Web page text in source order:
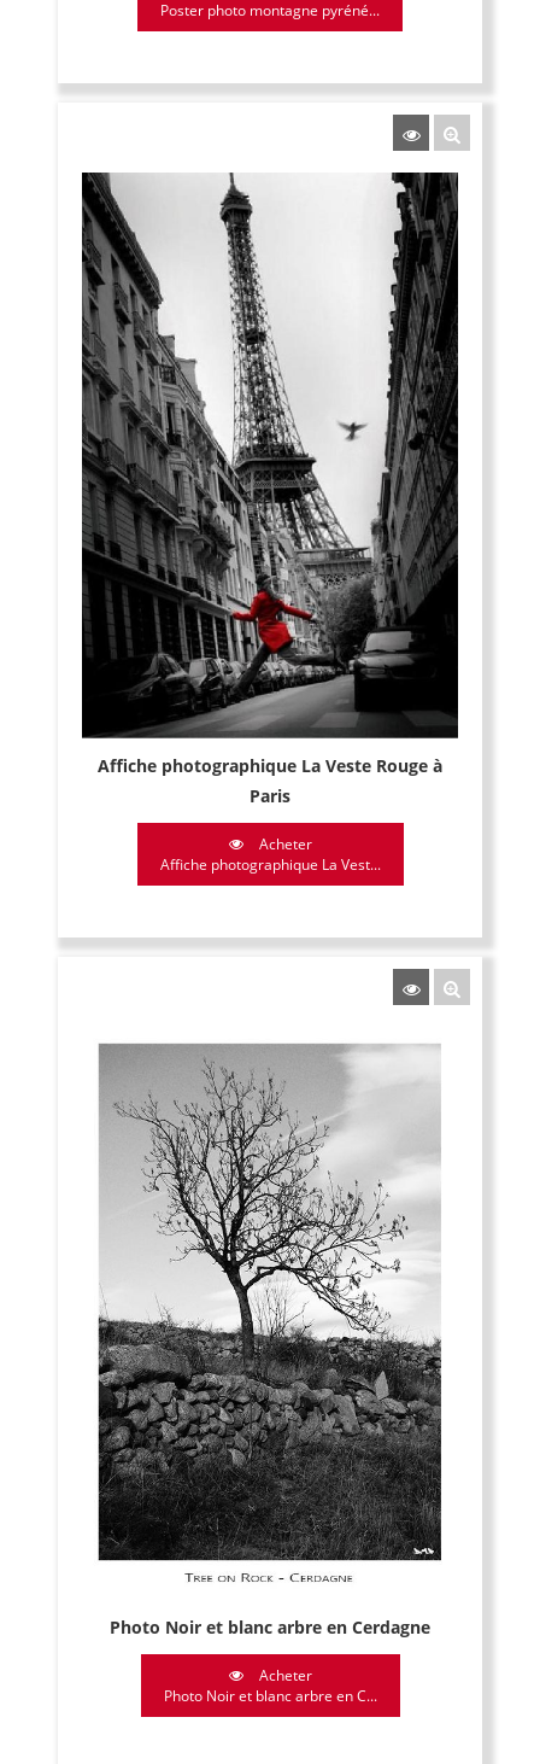
Poster photo montagne pyréné...
Affiche photographique La Veste Rouge à
Paris
Acheter
Affiche photographique La Vest...
Photo Noir et blanc arbre en Cerdagne
Acheter
Photo Noir et blanc arbre en C...